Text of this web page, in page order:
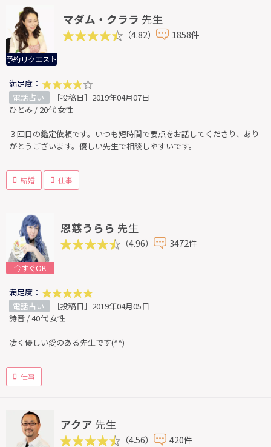
予約リクエスト
マダム・クララ 先生
（4.82） 1858件
満足度：
電話占い
［投稿日］2019年04月07日
ひとみ / 20代 女性
３回目の鑑定依頼です。いつも短時間で要点をお話してくださり、あり
がとうございます。優しい先生で相談しやすいです。
結婚 仕事
今すぐOK
恩慈うらら 先生
（4.96） 3472件
満足度：
電話占い
［投稿日］2019年04月05日
詩音 / 40代 女性
凄く優しい愛のある先生です(^^)
仕事
アクア 先生
（4.56） 420件